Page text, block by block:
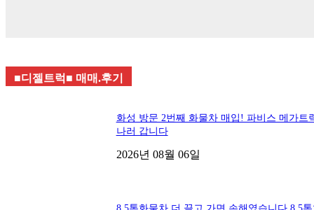
■디젤트럭■ 매매.후기
화성 방문 2번째 화물차 매입! 파비스 메가트
나러 갑니다
2026년 08월 06일